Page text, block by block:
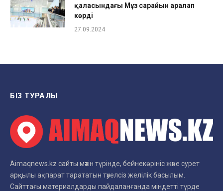
қаласындағы Мұз сарайын аралап
көрді
27.09.2024
БІЗ ТУРАЛЫ
Aimaqnews.kz сайты мәтін түрінде, бейнекөрініс және сурет
арқылы ақпарат тарататын тәуелсіз желілік басылым.
Сайттағы материалдарды пайдаланғанда міндетті түрде